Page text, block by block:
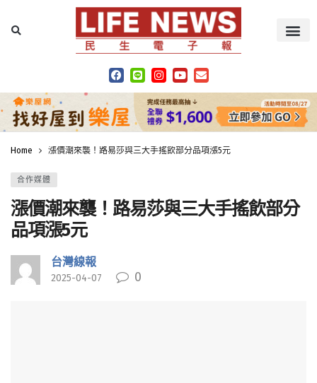
Home 漲價潮來襲！路易莎與三大手搖飲部分品項漲5元
合作媒體
漲價潮來襲！路易莎與三大手搖飲部分
品項漲5元
台灣線報
2025-04-07 0